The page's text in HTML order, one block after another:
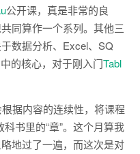
公开课，真是非常的良
同算作一个系列。其他三
数据分析、Excel、SQ
的核心，对于刚入门Tabl
据内容的连续性，将课程
书里的“章”。这个月算我
地过了一遍，而这次是对